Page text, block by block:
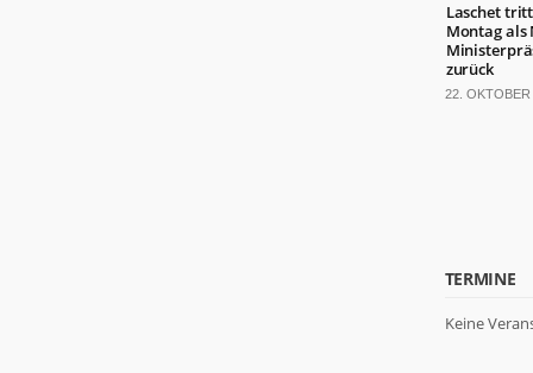
Laschet
Montag als
zurück
22. OKTOBER
TERMINE
Keine